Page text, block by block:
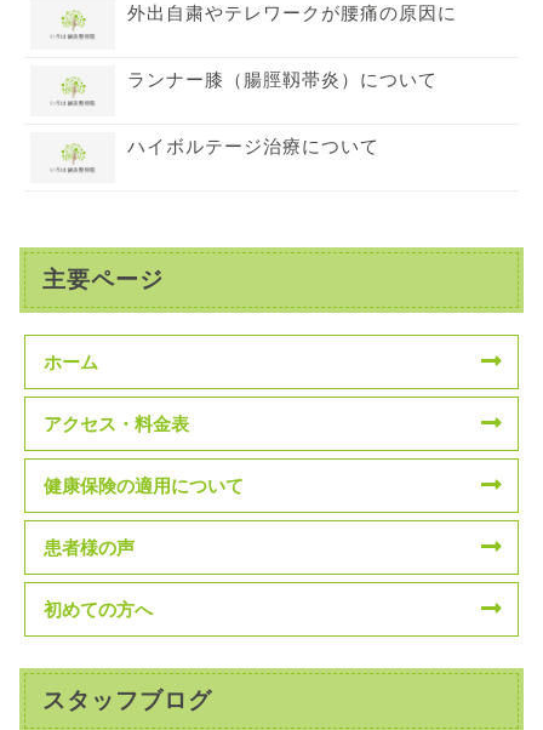
外出自粛やテレワークが腰痛の原因に
ランナー膝（腸脛靱帯炎）について
ハイボルテージ治療について
主要ページ
ホーム
アクセス・料金表
健康保険の適用について
患者様の声
初めての方へ
スタッフブログ